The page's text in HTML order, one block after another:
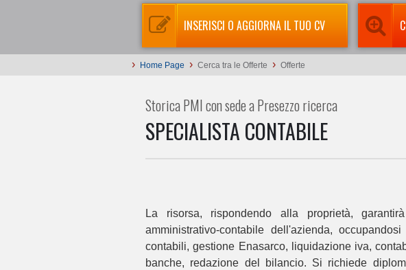
INSERISCI O AGGIORNA IL TUO CV
› Home Page › Cerca tra le Offerte › Offerte
Storica PMI con sede a Presezzo ricerca
SPECIALISTA CONTABILE
La risorsa, rispondendo alla proprietà,
amministrativo-contabile dell'azienda,
contabili, gestione Enasarco, liquidazione iva,
banche, redazione del bilancio. Si richiede